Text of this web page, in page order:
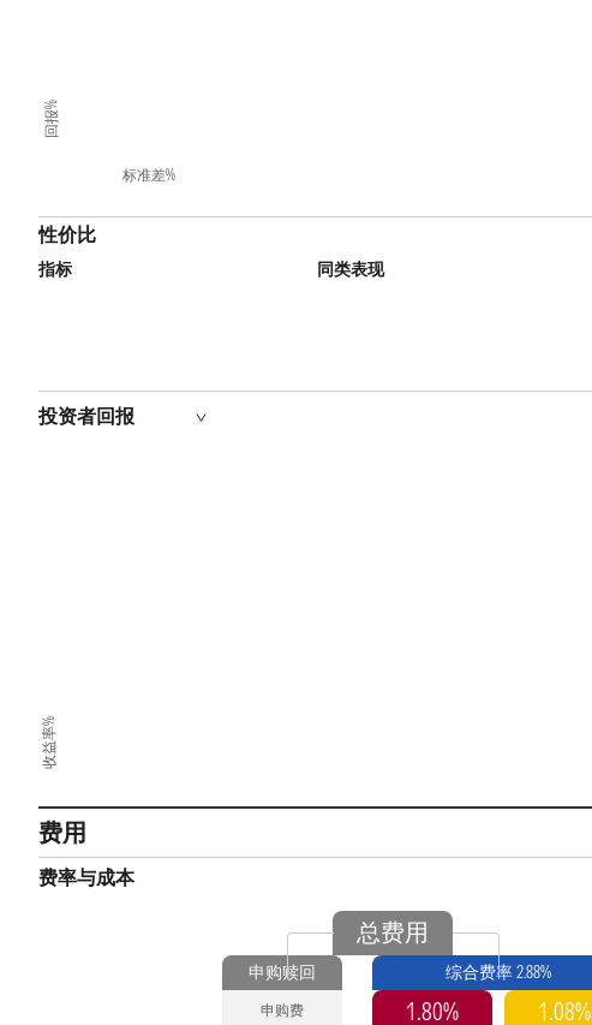
标准差%
回报%
性价比
指标 同类表现
投资者回报
收益率%
费用
费率与成本
总费用
申购赎回
申购费
综合费率 2.88%
1.80% 1.08%